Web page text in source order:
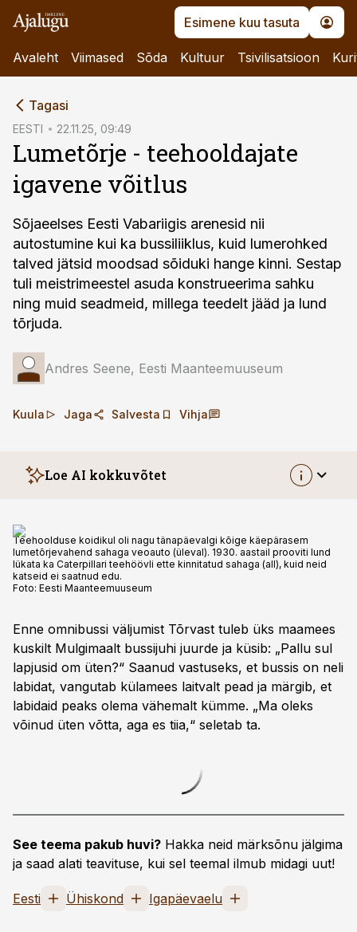
Esimene kuu tasuta
Avaleht Viimased Sõda Kultuur Tsivilisatsioon
Tagasi
EESTI 22.11.25, 09:49
Lumetõrje - teehooldajate
igavene võitlus
Sõjaeelses Eesti Vabariigis arenesid nii
autostumine kui ka bussiliiklus, kuid lume­rohked
talved jätsid moodsad sõiduki hange kinni. Sestap
tuli meistrimeestel asuda konstrueerima sahku
ning muid seadmeid, millega teedelt jääd ja lund
tõrjuda.
Andres Seene, Eesti Maanteemuuseum
Kuula Jaga Salvesta Vihja
Loe AI kokkuvõtet
Teehoolduse koidikul oli nagu tänapäevalgi kõige käepärasem
lumetõrjevahend sahaga veoauto (üleval). 1930. aastail prooviti lund
lükata ka Caterpillari teehöövli ette kinnitatud sahaga (all), kuid neid
katseid ei saatnud edu.
Foto: Eesti Maanteemuuseum
Enne omnibussi väljumist Tõrvast tuleb üks maamees
kuskilt Mulgimaalt bussijuhi juurde ja küsib: „Pallu sul
lapjusid om üten?“ Saanud vastuseks, et bussis on neli
labidat, vangutab külamees laitvalt pead ja märgib, et
labidaid peaks olema vähemalt kümme. „Ma oleks
võinud üten võtta, aga es tiia,“ seletab ta.
See teema pakub huvi? Hakka neid märksõnu jälgima
ja saad alati teavituse, kui sel teemal ilmub midagi uut!
Eesti Ühiskond Igapäevaelu